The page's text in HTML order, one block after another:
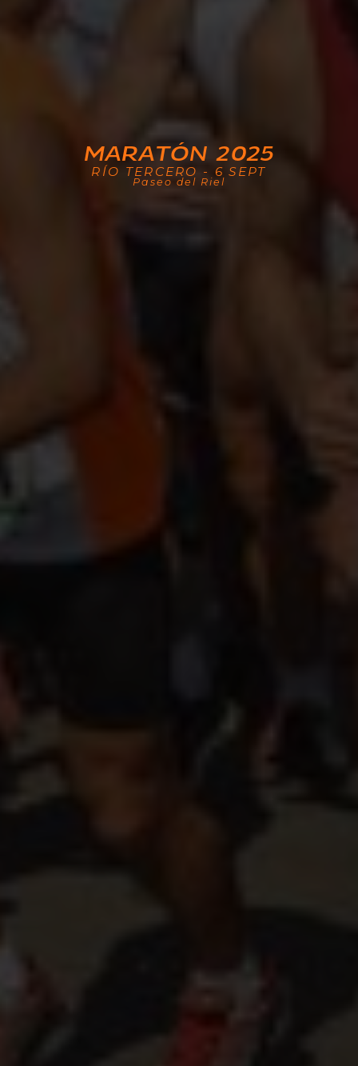
MARATÓN 2025
RÍO TERCERO - 6 SEPT
Paseo del Riel